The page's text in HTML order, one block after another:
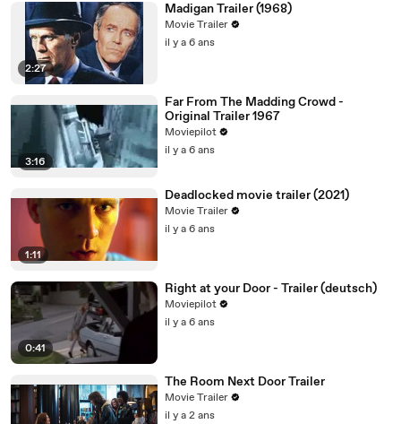
2:27
Madigan Trailer (1968)
Movie Trailer
il y a 6 ans
3:16
Far From The Madding Crowd -
Original Trailer 1967
Moviepilot
il y a 6 ans
1:11
Deadlocked movie trailer (2021)
Movie Trailer
il y a 6 ans
0:41
Right at your Door - Trailer (deutsch)
Moviepilot
il y a 6 ans
The Room Next Door Trailer
Movie Trailer
il y a 2 ans